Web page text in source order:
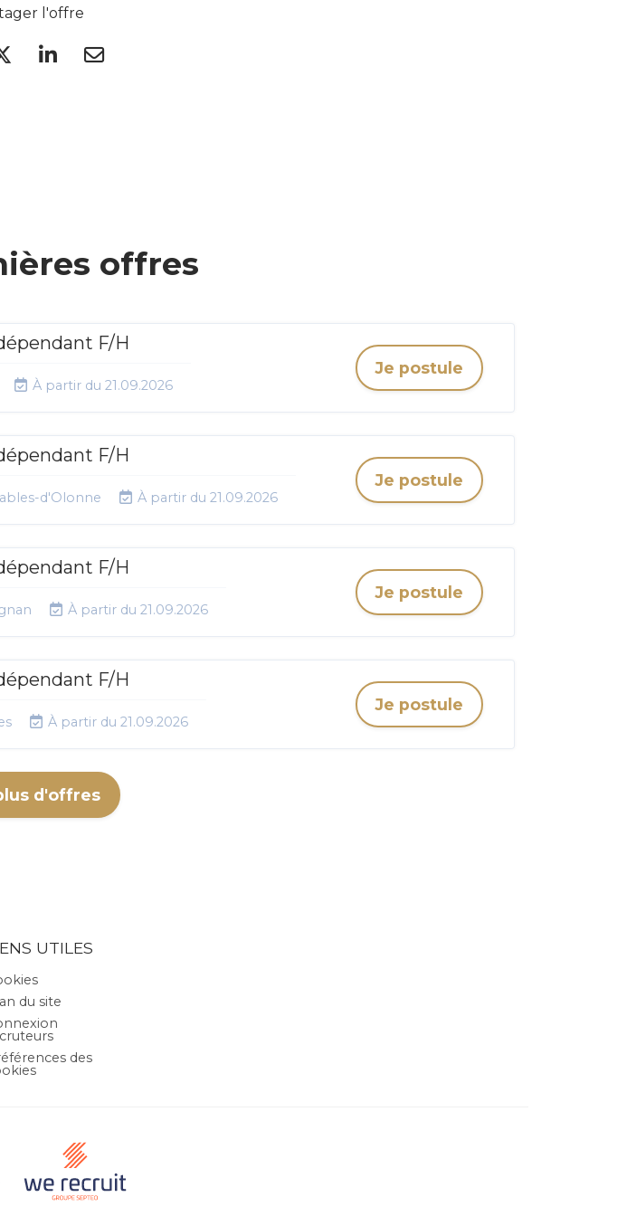
l'offre
offres
F/H
À partir du 21.09.2026
Je postule
F/H
d'Olonne À partir du 21.09.2026
Je postule
F/H
À partir du 21.09.2026
Je postule
F/H
À partir du 21.09.2026
Je postule
d'offres
UTILES
du site
des